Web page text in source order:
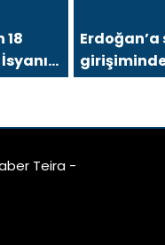
18
18
FETÖ
Teira -